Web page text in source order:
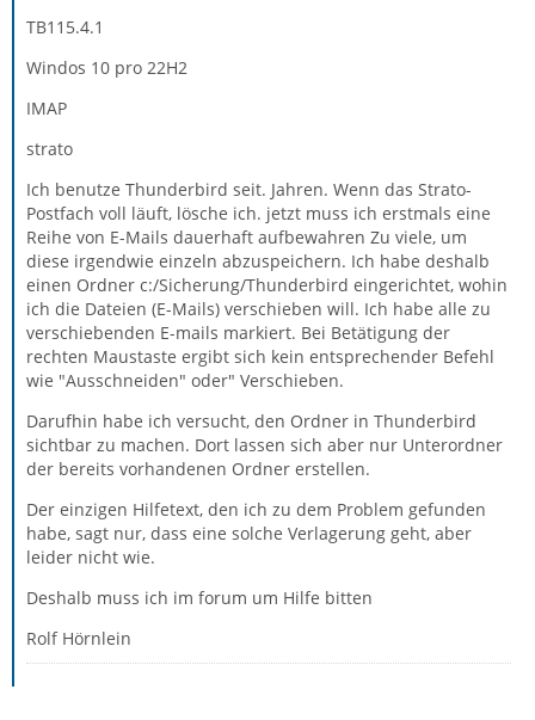
TB115.4.1
Windos 10 pro 22H2
IMAP
strato
Ich benutze Thunderbird seit. Jahren. Wenn das Strato-
Postfach voll läuft, lösche ich. jetzt muss ich erstmals eine
Reihe von E-Mails dauerhaft aufbewahren Zu viele, um
diese irgendwie einzeln abzuspeichern. Ich habe deshalb
einen Ordner c:/Sicherung/Thunderbird eingerichtet, wohin
ich die Dateien (E-Mails) verschieben will. Ich habe alle zu
verschiebenden E-mails markiert. Bei Betätigung der
rechten Maustaste ergibt sich kein entsprechender Befehl
wie "Ausschneiden" oder" Verschieben.
Darufhin habe ich versucht, den Ordner in Thunderbird
sichtbar zu machen. Dort lassen sich aber nur Unterordner
der bereits vorhandenen Ordner erstellen.
Der einzigen Hilfetext, den ich zu dem Problem gefunden
habe, sagt nur, dass eine solche Verlagerung geht, aber
leider nicht wie.
Deshalb muss ich im forum um Hilfe bitten
Rolf Hörnlein